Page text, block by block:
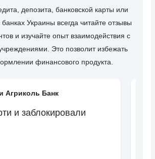
депозита, банковской карты или
банках Украины всегда читайте отзывы
и изучайте опыт взаимодействия с
Это позволит избежать
финансового продукта.
Агриколь Банк
и заблокировали